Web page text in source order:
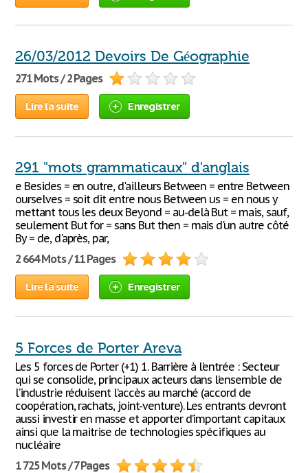
26/03/2012 Devoirs De Géographie
271 Mots / 2 Pages
Lire la suite Enregistrer
291 "mots grammaticaux" d'anglais
e Besides = en outre, d'ailleurs Between = entre Between
ourselves = soit dit entre nous Between us = en nous y
mettant tous les deux Beyond = au-delà But = mais, sauf,
seulement But for = sans But then = mais d'un autre côté
By = de, d'après, par,
2 664 Mots / 11 Pages
Lire la suite Enregistrer
5 Forces de Porter Areva
Les 5 forces de Porter (+1) 1. Barrière à l’entrée : Secteur
qui se consolide, principaux acteurs dans l’ensemble de
l’industrie réduisent l’accès au marché (accord de
coopération, rachats, joint-venture). Les entrants devront
aussi investir en masse et apporter d’important capitaux
ainsi que la maitrise de technologies spécifiques au
nucléaire
1 725 Mots / 7 Pages